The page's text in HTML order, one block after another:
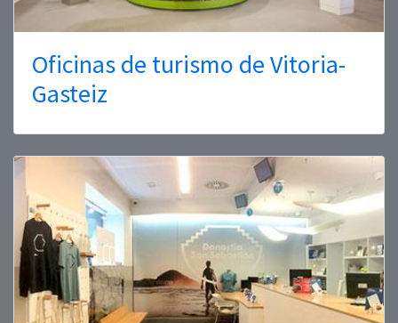
Oficinas de turismo de Vitoria-
Gasteiz